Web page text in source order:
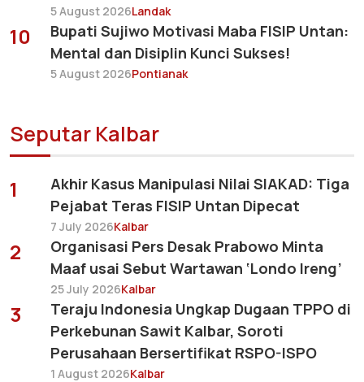
5 August 2026Landak
10
Bupati Sujiwo Motivasi Maba FISIP Untan:
Mental dan Disiplin Kunci Sukses!
5 August 2026Pontianak
Seputar Kalbar
1
Akhir Kasus Manipulasi Nilai SIAKAD: Tiga
Pejabat Teras FISIP Untan Dipecat
7 July 2026Kalbar
2
Organisasi Pers Desak Prabowo Minta
Maaf usai Sebut Wartawan ‘Londo Ireng’
25 July 2026Kalbar
3
Teraju Indonesia Ungkap Dugaan TPPO di
Perkebunan Sawit Kalbar, Soroti
Perusahaan Bersertifikat RSPO-ISPO
1 August 2026Kalbar